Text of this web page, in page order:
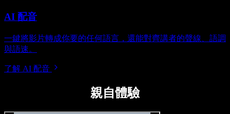
AI 配音
一鍵將影片轉成你要的任何語言，還能對齊講者的聲線、語調
與語速。
了解 AI 配音
親自體驗